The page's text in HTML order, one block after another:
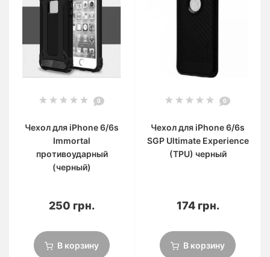
0
Чехол для iPhone 6/6s
Immortal
противоударный
(черный)
250 грн.
В корзину
0
Чехол для iPhone 6/6s
SGP Ultimate Experience
(TPU) черный
174 грн.
В корзину